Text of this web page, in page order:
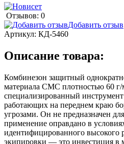
Отзывов: 0
Добавить отзыв
Артикул: КД-5460
Описание товара:
Комбинезон защитный
материала СМС плотностью 60
специализированный
работающих на переднем краю
угрозами. Он не предназначен
применение оправдано в
идентифицированного высокого
экипировки — это инвестиция в